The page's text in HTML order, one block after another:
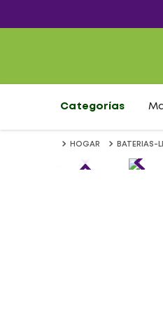
Categorías
HOGAR BATERIAS-